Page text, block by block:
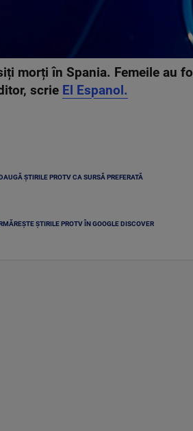
morți în Spania. Femeile au
scrie El Espanol.
ȘTIRILE PROTV CA SURSĂ PREFERATĂ
ȘTIRILE PROTV ÎN GOOGLE DISCOVER